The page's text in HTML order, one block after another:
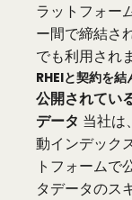
ラットフォー
ー間で締結さ
でも利用され
RHEIと契約を結
公開されてい
データ 当社は
動インデック
トフォームで
タデータのス